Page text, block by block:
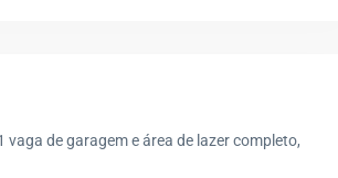
de garagem e área de lazer completo,